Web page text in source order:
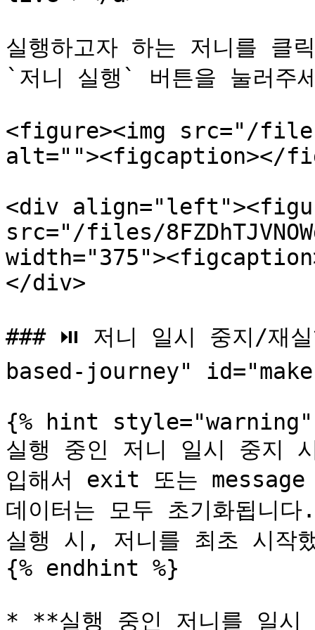
실행하고자 하는 저니를 클
`저니 실행` 버튼을 눌러주
<figure><img src="/
alt=""><figcaption></
<div
src="/files/
</div>
### ⏯️ 저니 일시 중지/재
based-journey"
{% hint style="warning"
실행 중인 저니 일시 중지
입해서 exit 또는
데이터는 모두 초기화됩니
실행 시, 저니를 최초 시작
{% endhint %}
* **실행 중인 저니를 일시